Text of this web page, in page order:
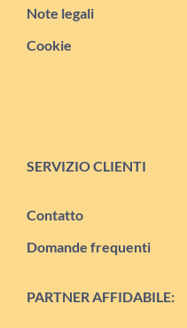
Note legali
Cookie
SERVIZIO CLIENTI
Contatto
Domande frequenti
PARTNER AFFIDABILE: